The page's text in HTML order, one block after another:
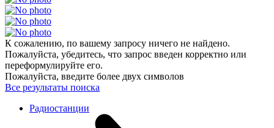
К сожалению, по вашему запросу ничего не найдено.
Пожалуйста, убедитесь, что запрос введен корректно или
переформулируйте его.
Пожалуйста, введите более двух символов
Все результаты поиска
Радиостанции